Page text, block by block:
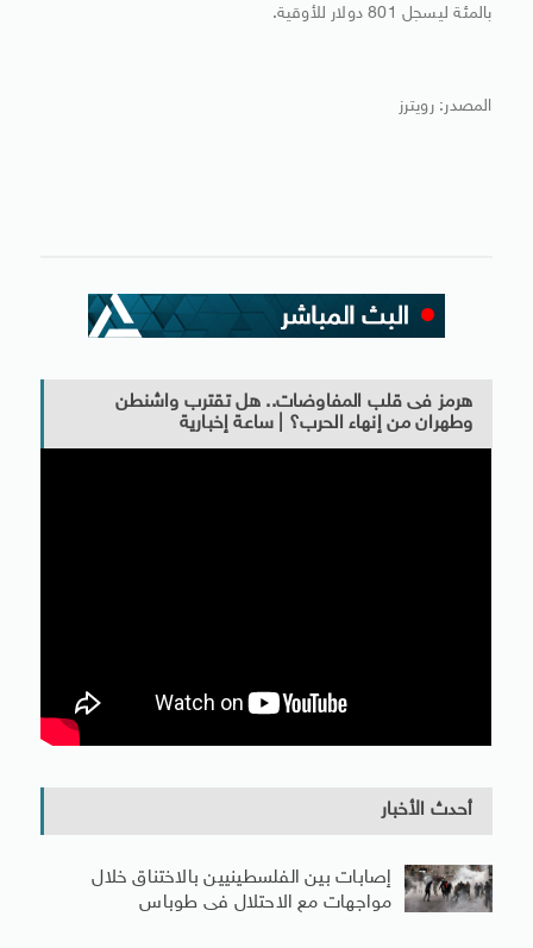
بالمئة ليسجل 801 دولار للأوقية.
المصدر: رويترز
هرمز فى قلب المفاوضات.. هل تقترب واشنطن
وطهران من إنهاء الحرب؟ | ساعة إخبارية
أحدث الأخبار
إصابات بين الفلسطينيين بالاختناق خلال
مواجهات مع الاحتلال فى طوباس